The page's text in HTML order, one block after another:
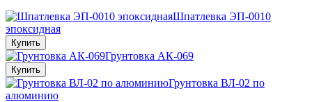
Шпатлевка ЭП-0010
эпоксидная
Купить
Грунтовка АК-069
Купить
Грунтовка ВЛ-02 по
алюминию